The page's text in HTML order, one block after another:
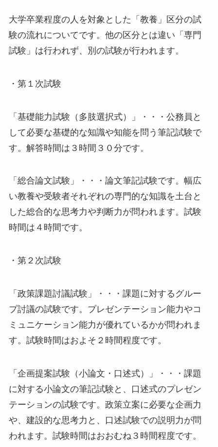
大学卒業程度の人を対象とした「教養」区分の試
験の流れについてです。他の区分とは違い「専門
試験」は行われず、別の試験が行われます。
・第１次試験
「基礎能力試験（多肢選択式）」・・・公務員と
して必要な基礎的な知識や知能を問う筆記試験で
す。解答時間は３時間３０分です。
「総合論文試験」・・・論文筆記試験です。幅広
い教養や受験者それぞれの専門的な知識を土台と
した総合的な思考力や判断力が問われます。試験
時間は４時間です。
・第２次試験
「政策課題討議試験」・・・課題に対するグルー
プ討議の試験です。プレゼンテーション能力やコ
ミュニケーション能力が優れているかが問われま
す。試験時間はおよそ２時間程度です。
「企画提案試験（小論文・口述式）」・・・課題
に対する小論文の筆記試験と、口述式のプレゼン
テーションの試験です。政策立案に必要な企画力
や、建設的な思考力と、口述試験での説明力が問
われます。試験時間はおおむね３時間程度です。